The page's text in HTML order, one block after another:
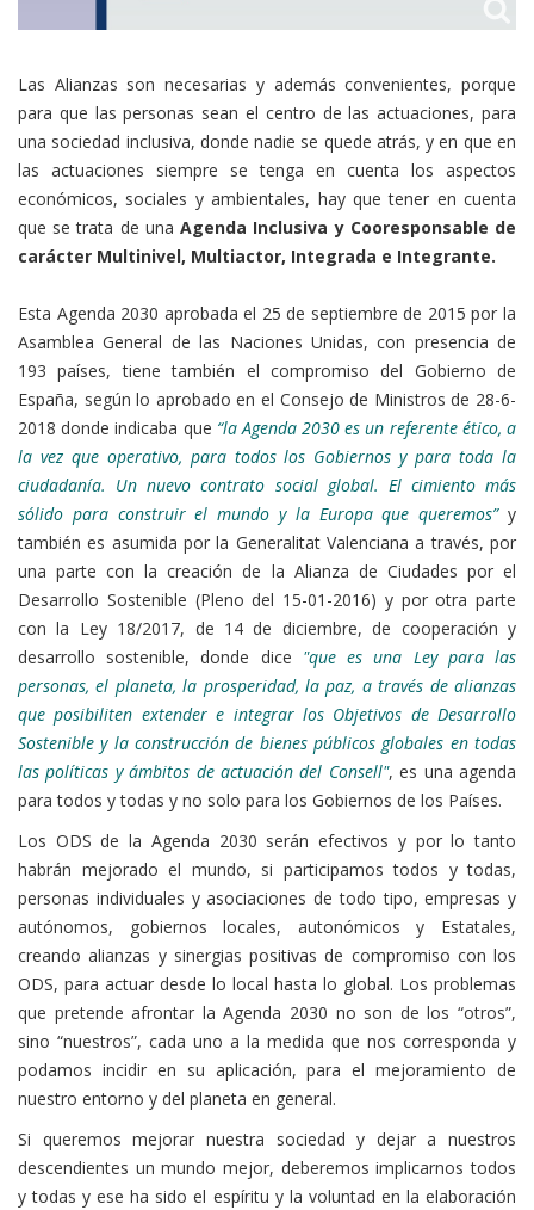
Las Alianzas son necesarias y además convenientes, porque
para que las personas sean el centro de las actuaciones, para
una sociedad inclusiva, donde nadie se quede atrás, y en que en
las actuaciones siempre se tenga en cuenta los aspectos
económicos, sociales y ambientales, hay que tener en cuenta
que se trata de unaAgenda Inclusiva y Cooresponsable de
carácter Multinivel, Multiactor, Integrada e Integrante.
Esta Agenda 2030 aprobada el 25 de septiembre de 2015 por la
Asamblea General de las Naciones Unidas, con presencia de
193 países, tiene también el compromiso del Gobierno de
España, según lo aprobado en el Consejo de Ministros de 28-6-
2018 donde indicaba que “la Agenda 2030 es un referente ético, a
la vez que operativo, para todos los Gobiernos y para toda la
ciudadanía. Un nuevo contrato social global. El cimiento más
sólido para construir el mundo y la Europa que queremos”y
también es asumida por la Generalitat Valenciana a través, por
una parte con la creación de la Alianza de Ciudades por el
Desarrollo Sostenible (Pleno del 15-01-2016) y por otra parte
con la Ley 18/2017, de 14 de diciembre, de cooperación y
desarrollo sostenible, donde dice "que es una Ley para las
personas, el planeta, la prosperidad, la paz, a través de alianzas
que posibiliten extender e integrar los Objetivos de Desarrollo
Sostenible y la construcción de bienes públicos globales en todas
las políticas y ámbitos de actuación del Consell", es una agenda
para todos y todas y no solo para los Gobiernos de los Países.
Los ODS de la Agenda 2030 serán efectivos y por lo tanto
habrán mejorado el mundo, si participamos todos y todas,
personas individuales y asociaciones de todo tipo, empresas y
autónomos, gobiernos locales, autonómicos y Estatales,
creando alianzas y sinergias positivas de compromiso con los
ODS, para actuar desde lo local hasta lo global. Los problemas
que pretende afrontar la Agenda 2030 no son de los “otros”,
sino “nuestros”, cada uno a la medida que nos corresponda y
podamos incidir en su aplicación, para el mejoramiento de
nuestro entorno y del planeta en general.
Si queremos mejorar nuestra sociedad y dejar a nuestros
descendientes un mundo mejor, deberemos implicarnos todos
y todas y ese ha sido el espíritu y la voluntad en la elaboración